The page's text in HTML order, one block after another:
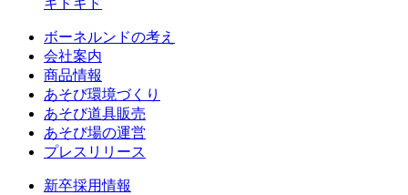
ボーネルンドの考え
会社案内
商品情報
あそび環境づくり
あそび道具販売
あそび場の運営
プレスリリース
新卒採用情報